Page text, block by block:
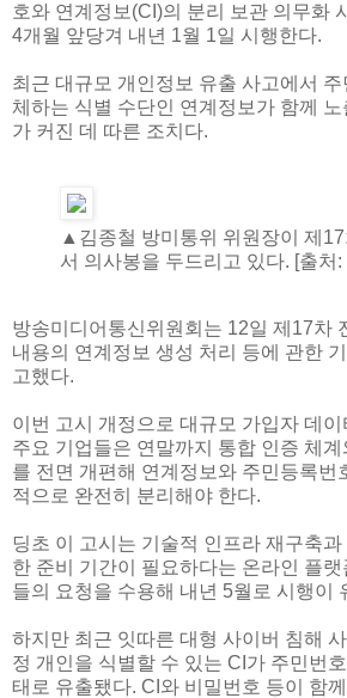
호와 연계정보(CI)의 분리 보관 의무화
4개월 앞당겨 내년 1월 1일 시행한다.
최근 대규모 개인정보 유출 사고에서
체하는 식별 수단인 연계정보가 함께
가 커진 데 따른 조치다.
▲김종철 방미통위 위원장이 제17
서 의사봉을 두드리고 있다. [출처:
방송미디어통신위원회는 12일 제17차
내용의 연계정보 생성 처리 등에 관한
고했다.
이번 고시 개정으로 대규모 가입자 데
주요 기업들은 연말까지 통합 인증 체
를 전면 개편해 연계정보와 주민등록번
적으로 완전히 분리해야 한다.
딩초 이 고시는 기술적 인프라 재구축
한 준비 기간이 필요하다는 온라인 플
들의 요청을 수용해 내년 5월로 시행이
하지만 최근 잇따른 대형 사이버 침해
정 개인을 식별할 수 있는 CI가 주민번
태로 유출됐다. CI와 비밀번호 등이 함